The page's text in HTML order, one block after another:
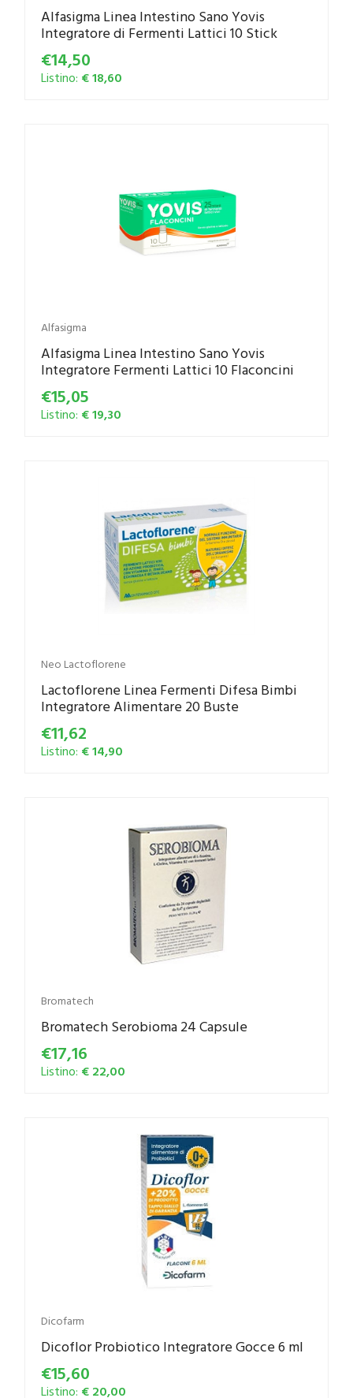
Alfasigma Linea Intestino Sano Yovis
Integratore di Fermenti Lattici 10 Stick
€14,50
Listino: € 18,60
Alfasigma
Alfasigma Linea Intestino Sano Yovis
Integratore Fermenti Lattici 10 Flaconcini
€15,05
Listino: € 19,30
Neo Lactoflorene
Lactoflorene Linea Fermenti Difesa Bimbi
Integratore Alimentare 20 Buste
€11,62
Listino: € 14,90
Bromatech
Bromatech Serobioma 24 Capsule
€17,16
Listino: € 22,00
Dicofarm
Dicoflor Probiotico Integratore Gocce 6 ml
€15,60
Listino: € 20,00